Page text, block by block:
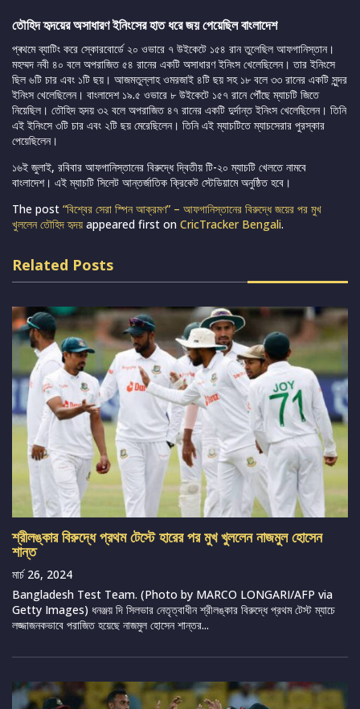
তৌহিদ হৃদয়ের অসাধারণ ইনিংসের হাত ধরে জয় পেয়েছিল বাংলাদেশ
প্ৰথমে ব্যাটিং করে স্কোরবোর্ডে ২০ ওভারে ৭ উইকেটে ১৫৪ রান তুলেছিল আফগানিস্তান।
মহম্মদ নবী ৪০ বলে অপরাজিত ৫৪ রানের একটি অসাধারণ ইনিংস খেলেছিলেন। তার ইনিংসে
ছিল ৬টি চার এবং ১টি ছয়। আজমতুল্লাহ ওমরজাই ৪টি ছয় সহ ১৮ বলে ৩৩ রানের একটি সুন্দর
ইনিংস খেলেছিলেন। বাংলাদেশ ১৯.৫ ওভারে ৮ উইকেটে ১৫৭ রানে পৌঁছে ম্যাচটি জিতে
নিয়েছিল। তৌহিদ হৃদয় ৩২ বলে অপরাজিত ৪৭ রানের একটি দুর্দান্ত ইনিংস খেলেছিলেন। তিনি
এই ইনিংসে ৩টি চার এবং ২টি ছয় মেরেছিলেন। তিনি এই ম্যাচটিতে ম্যাচসেরার পুরস্কার
পেয়েছিলেন।
১৬ই জুলাই, রবিবার আফগানিস্তানের বিরুদ্ধে দ্বিতীয় টি-২০ ম্যাচটি খেলতে নামবে
বাংলাদেশ। এই ম্যাচটি সিলেট আন্তর্জাতিক ক্রিকেট স্টেডিয়ামে অনুষ্ঠিত হবে।
The post “বিশ্বের সেরা স্পিন আক্রমণ” – আফগানিস্তানের বিরুদ্ধে জয়ের পর মুখ
খুললেন তৌহিদ হৃদয় appeared first on CricTracker Bengali.
Related Posts
শ্রীলঙ্কার বিরুদ্ধে প্রথম টেস্টে হারের পর মুখ খুললেন নাজমুল হোসেন
শান্ত
মার্চ 26, 2024
Bangladesh Test Team. (Photo by MARCO LONGARI/AFP via
Getty Images) ধনঞ্জয় দি সিলভার নেতৃত্বাধীন শ্রীলঙ্কার বিরুদ্ধে প্রথম টেস্ট ম্যাচে
লজ্জাজনকভাবে পরাজিত হয়েছে নাজমুল হোসেন শান্তর...